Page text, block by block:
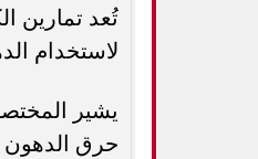
تُعد تمارين
لاستخدام
يشير